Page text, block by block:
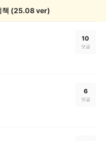
책 (25.08 ver)
10
댓글
6
댓글